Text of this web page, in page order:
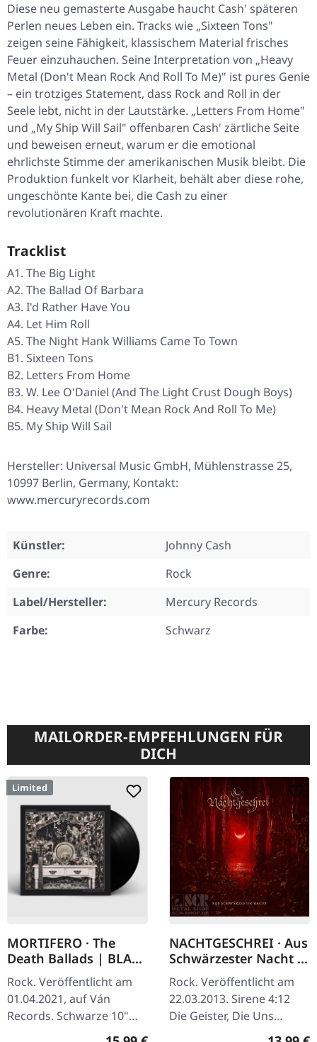
Diese neu gemasterte Ausgabe haucht Cash' späteren
Perlen neues Leben ein. Tracks wie „Sixteen Tons"
zeigen seine Fähigkeit, klassischem Material frisches
Feuer einzuhauchen. Seine Interpretation von „Heavy
Metal (Don't Mean Rock And Roll To Me)" ist pures Genie
– ein trotziges Statement, dass Rock and Roll in der
Seele lebt, nicht in der Lautstärke. „Letters From Home"
und „My Ship Will Sail" offenbaren Cash' zärtliche Seite
und beweisen erneut, warum er die emotional
ehrlichste Stimme der amerikanischen Musik bleibt. Die
Produktion funkelt vor Klarheit, behält aber diese rohe,
ungeschönte Kante bei, die Cash zu einer
revolutionären Kraft machte.
Tracklist
A1. The Big Light
A2. The Ballad Of Barbara
A3. I'd Rather Have You
A4. Let Him Roll
A5. The Night Hank Williams Came To Town
B1. Sixteen Tons
B2. Letters From Home
B3. W. Lee O'Daniel (And The Light Crust Dough Boys)
B4. Heavy Metal (Don't Mean Rock And Roll To Me)
B5. My Ship Will Sail
Hersteller: Universal Music GmbH, Mühlenstrasse 25,
10997 Berlin, Germany, Kontakt:
www.mercuryrecords.com
Künstler:
Johnny Cash
Genre:
Rock
Label/Hersteller:
Mercury Records
Farbe:
Schwarz
MAILORDER-EMPFEHLUNGEN FÜR
DICH
Limited
MORTIFERO · The
Death Ballads | BLACK
10" MLP
Rock. Veröffentlicht am
01.04.2021, auf Ván
Records. Schwarze 10"
NACHTGESCHREI · Aus
Schwärzester Nacht |
CD
Rock. Veröffentlicht am
22.03.2013. Sirene 4:12
Die Geister, Die Uns
Riefen 4:30 Flamme 3:47